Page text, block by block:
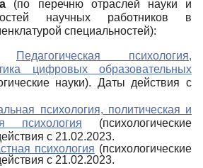
(по перечню отраслей науки и
научных работников в
специальностей):
Педагогическая психология,
цифровых образовательных
науки). Даты действия с
психология, политическая и
психология (психологические
с 21.02.2023.
психология (психологические
с 21.02.2023.